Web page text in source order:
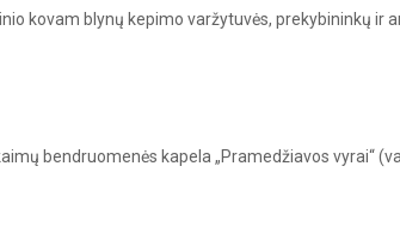
kovam blynų kepimo varžytuvės, prekybininkų ir
bendruomenės kapela „Pramedžiavos vyrai“